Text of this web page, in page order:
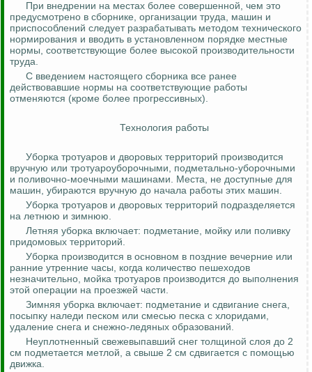
При внедрении на местах более совершенной, чем это
предусмотрено в сборнике, организации труда, машин и
приспособлений следует разрабатывать методом технического
нормирования и вводить в установленном порядке местные
нормы, соответствующие более высокой производительности
труда.
С введением настоящего сборника все ранее
действовавшие нормы на соответствующие работы
отменяются (кроме более прогрессивных).
Технология работы
Уборка тротуаров и дворовых территорий производится
вручную или тротуароуборочными, подметально-уборочными
и поливочно-моечными машинами. Места, не доступные для
машин, убираются вручную до начала работы этих машин.
Уборка тротуаров и дворовых территорий подразделяется
на летнюю и зимнюю.
Летняя уборка включает: подметание, мойку или поливку
придомовых территорий.
Уборка производится в основном в поздние вечерние или
ранние утренние часы, когда количество пешеходов
незначительно, мойка тротуаров производится до выполнения
этой операции на проезжей части.
Зимняя уборка включает: подметание и сдвигание снега,
посыпку наледи песком или смесью песка с хлоридами,
удаление снега и снежно-ледяных образований.
Неуплотненный свежевыпавший снег толщиной слоя до 2
см подметается метлой, а свыше 2 см сдвигается с помощью
движка.